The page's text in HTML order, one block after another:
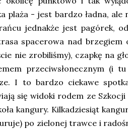
plaża - jest bardzo ładna, ale
jednakże jest pagórek,
spacerowa nad
nie zrobiliśmy), czapkę na
przeciwsłonecznym (i
I to bardzo ciekawe
się widoki rodem ze
kangury. Kilkadziesiąt
po zielonej trawce i